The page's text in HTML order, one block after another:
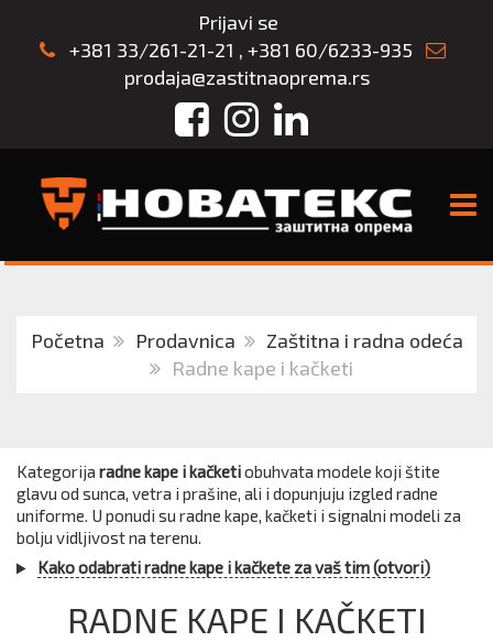
Prijavi se
+381 33/261-21-21 , +381 60/6233-935
prodaja@zastitnaoprema.rs
FacebookInstagram
LinkedIn
Početna Prodavnica
Zaštitna i radna odeća
Radne kape i kačketi
Kategorija radne kape i kačketiobuhvata modele koji štite
glavu od sunca, vetra i prašine, ali i dopunjuju izgled radne
uniforme. U ponudi su radne kape, kačketi i signalni modeli za
bolju vidljivost na terenu.
Kako odabrati radne kape i kačkete za vaš tim (otvori)
RADNE KAPE I KAČKETI